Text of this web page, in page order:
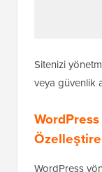
Sitenizi
veya güvenlik
WordPress
WordPress